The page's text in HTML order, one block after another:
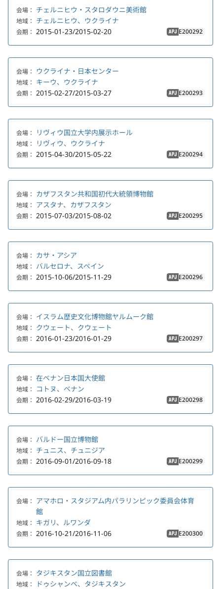
会場： チェルニヒウ・スタロダウニ美術館
地域： チェルニヒウ、ウクライナ
会期： 2015-01-23/2015-02-20 APJ E200292
会場： ウクライナ・日本センター
地域： キーウ、ウクライナ
会期： 2015-02-27/2015-03-27 APJ E200293
会場： リヴィウ国立大学内展示ホール
地域： リヴィウ、ウクライナ
会期： 2015-04-30/2015-05-22 APJ E200294
会場： カザフスタン共和国初代大統領博物館
地域： アスタナ、カザフスタン
会期： 2015-07-03/2015-08-02 APJ E200295
会場： カサ・アシア
地域： バルセロナ、スペイン
会期： 2015-10-06/2015-11-29 APJ E200296
会場： イスラム歴史文化博物館ヤルムーク館
地域： クウェート、クウェート
会期： 2016-01-23/2016-01-29 APJ E200297
会場： 在ベナン日本国大使館
地域： コトヌ、ベナン
会期： 2016-02-29/2016-03-19 APJ E200298
会場： バルドー国立博物館
地域： チュニス、チュニジア
会期： 2016-09-01/2016-09-18 APJ E200299
会場： アマホロ・スタジアム内パラリンピック委員会体育
館
地域： キガリ、ルワンダ
会期： 2016-10-21/2016-11-06 APJ E200300
会場： タジキスタン国立図書館
地域： ドゥシャンベ、タジキスタン